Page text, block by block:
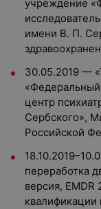
учреждение
имени В. П.
30.05.2019 —
центр
Сербского»,
Российской
переработка
версия,
квалификации